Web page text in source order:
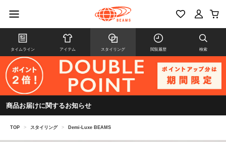
タイムライン アイテム スタイリング 閲覧履歴 検索
商品お届けに関するお知らせ
TOP > スタイリング > Demi-Luxe BEAMS